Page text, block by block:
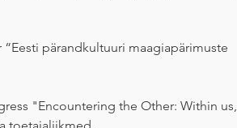
pärandkultuuri maagiapärimuste
"Encountering the Other: Within us,